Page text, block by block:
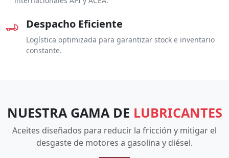
Despacho Eficiente
Logística optimizada para garantizar stock e inventario
constante.
NUESTRA GAMA DE LUBRICANTES
Aceites diseñados para reducir la fricción y mitigar el
desgaste de motores a gasolina y diésel.